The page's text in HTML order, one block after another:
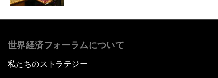
世界経済フォーラムについて
私たちのストラテジー